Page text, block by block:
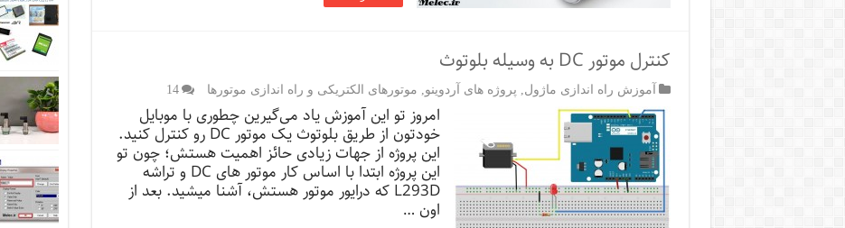
کنترل موتور DC به وسیله بلوتوث
آموزش راه اندازی ماژول پروژه های آردوینو موتورهای الکتریکی و راه اندازی موتورها 14
امروز تو این آموزش یاد می‌گیرین چطوری با موبایل
خودتون از طریق بلوتوث یک موتور DC رو کنترل کنید.
این پروژه از جهات زیادی حائز اهمیت هستش؛ چون تو
این پروژه ابتدا با اساس کار موتور های DC و تراشه
L293D که درایور موتور هستش، آشنا میشید. بعد از
اون …